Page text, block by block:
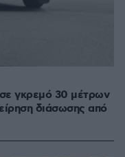
σε γκρεμό 30 μέτρων
διάσωσης από